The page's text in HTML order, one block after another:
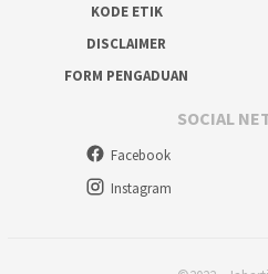
KODE ETIK
DISCLAIMER
FORM PENGADUAN
SOCIAL
Facebook
Instagram